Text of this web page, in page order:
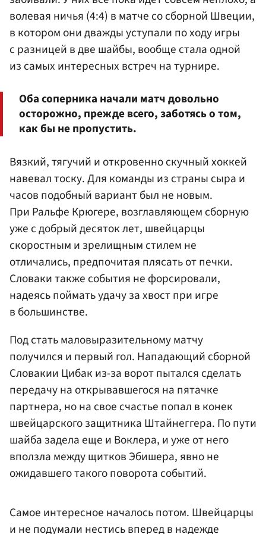
волевая ничья (4:4) в матче со сборной Швеции,
в котором они дважды уступали по ходу игры
с разницей в две шайбы, вообще стала одной
из самых интересных встреч на турнире.
Оба соперника начали матч довольно
осторожно, прежде всего, заботясь о том,
как бы не пропустить.
Вязкий, тягучий и откровенно скучный хоккей
навевал тоску. Для команды из страны сыра и
часов подобный вариант был не новым.
При Ральфе Крюгере, возглавляющем сборную
уже с добрый десяток лет, швейцарцы
скоростным и зрелищным стилем не
отличались, предпочитая плясать от печки.
Словаки также события не форсировали,
надеясь поймать удачу за хвост при игре
в большинстве.
Под стать маловыразительному матчу
получился и первый гол. Нападающий сборной
Словакии Цибак из-за ворот пытался сделать
передачу на открывавшегося на пятачке
партнера, но на свое счастье попал в конек
швейцарского защитника Штайнеггера. По пути
шайба задела еще и Воклера, и уже от него
вползла между щитков Эбишера, явно не
ожидавшего такого поворота событий.
Самое интересное началось потом. Швейцарцы
и не подумали нестись вперед в надежде